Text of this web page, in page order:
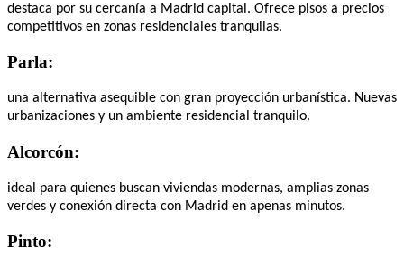
destaca por su cercanía a Madrid capital. Ofrece pisos a precios
competitivos en zonas residenciales tranquilas.
Parla:
una alternativa asequible con gran proyección urbanística. Nuevas
urbanizaciones y un ambiente residencial tranquilo.
Alcorcón:
ideal para quienes buscan viviendas modernas, amplias zonas
verdes y conexión directa con Madrid en apenas minutos.
Pinto: